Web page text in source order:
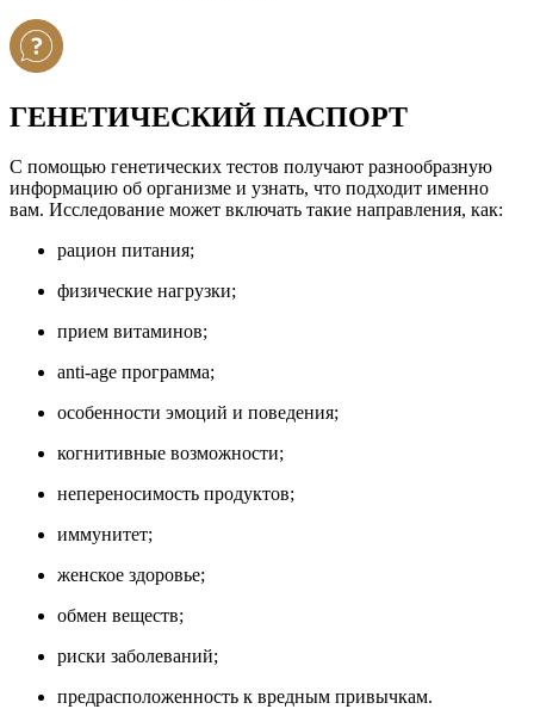
ГЕНЕТИЧЕСКИЙ ПАСПОРТ
С помощью генетических тестов получают разнообразную
информацию об организме и узнать, что подходит именно
вам. Исследование может включать такие направления, как:
рацион питания;
физические нагрузки;
прием витаминов;
anti-age программа;
особенности эмоций и поведения;
когнитивные возможности;
непереносимость продуктов;
иммунитет;
женское здоровье;
обмен веществ;
риски заболеваний;
предрасположенность к вредным привычкам.